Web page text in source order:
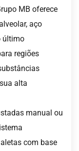
MB oferece
aço
último
regiões
alta
manual ou
com base